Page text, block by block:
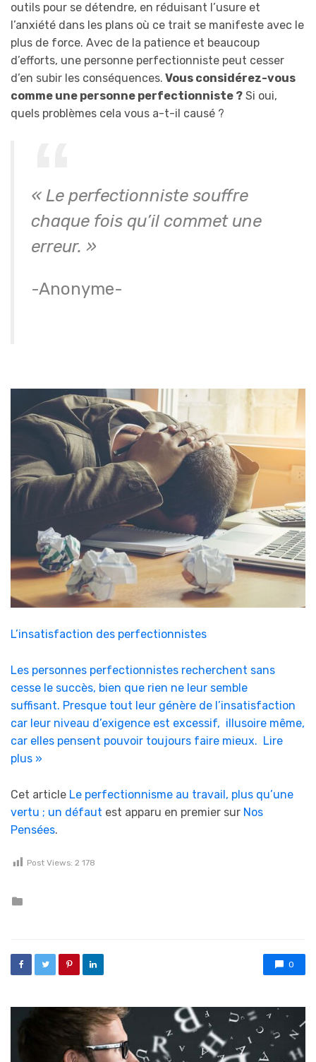
outils pour se détendre, en réduisant l’usure et
l’anxiété dans les plans où ce trait se manifeste avec le
plus de force. Avec de la patience et beaucoup
d’efforts, une personne perfectionniste peut cesser
d’en subir les conséquences. Vous considérez-vous
comme une personne perfectionniste ? Si oui,
quels problèmes cela vous a-t-il causé ?
« Le perfectionniste souffre
chaque fois qu’il commet une
erreur. »
-Anonyme-
L’insatisfaction des perfectionnistes
Les personnes perfectionnistes recherchent sans
cesse le succès, bien que rien ne leur semble
suffisant. Presque tout leur génère de l’insatisfaction
car leur niveau d’exigence est excessif, illusoire même,
car elles pensent pouvoir toujours faire mieux. Lire
plus »
Cet article Le perfectionnisme au travail, plus qu’une
vertu ; un défaut est apparu en premier sur Nos
Pensées.
Post Views: 2 178
0